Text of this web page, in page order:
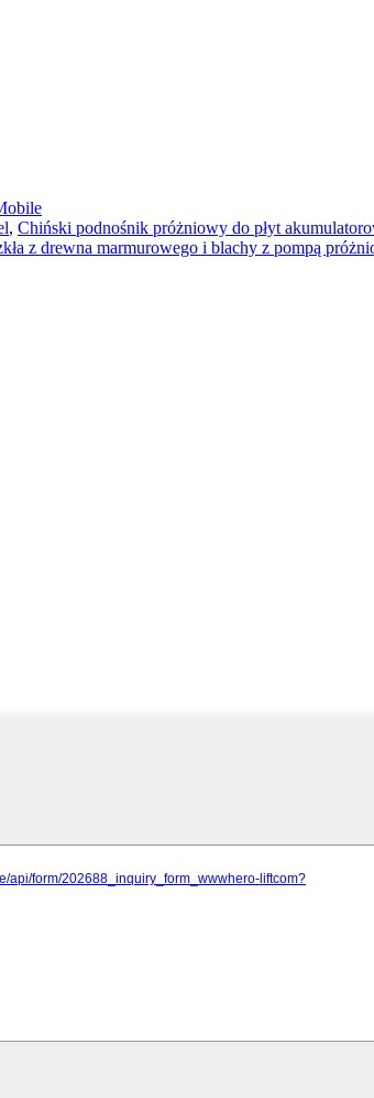
, Chiński podnośnik próżniowy do płyt
z drewna marmurowego i blachy z pompą